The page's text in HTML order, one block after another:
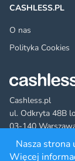
Cashless.pl
ul. Odkryta 48B
03-140
CASHLESS.PL
O nas
Polityka Cookies
Nasza strona
Więcej